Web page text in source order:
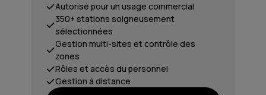
Autorisé pour un usage commercial
350+ stations soigneusement
sélectionnées
Gestion multi-sites et contrôle des
zones
Rôles et accès du personnel
Gestion à distance